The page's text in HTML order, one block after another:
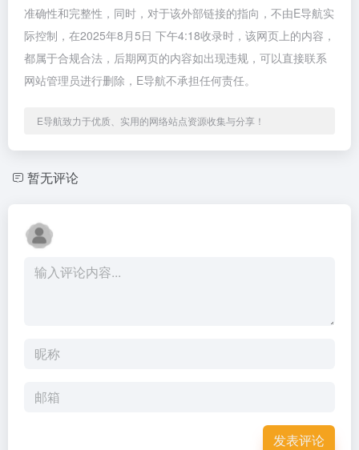
准确性和完整性，同时，对于该外部链接的指向，不由E导航实
际控制，在2025年8月5日 下午4:18收录时，该网页上的内容，
都属于合规合法，后期网页的内容如出现违规，可以直接联系
网站管理员进行删除，E导航不承担任何责任。
E导航致力于优质、实用的网络站点资源收集与分享！
暂无评论
发表评论